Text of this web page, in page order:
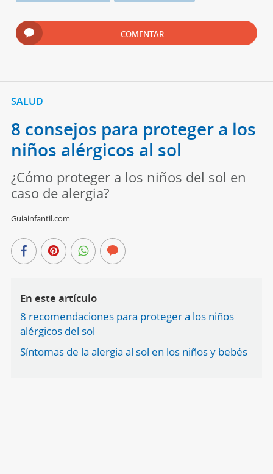
COMENTAR
SALUD
8 consejos para proteger a los
niños alérgicos al sol
¿Cómo proteger a los niños del sol en
caso de alergia?
Guiainfantil.com
En este artículo
8 recomendaciones para proteger a los niños
alérgicos del sol
Síntomas de la alergia al sol en los niños y bebés